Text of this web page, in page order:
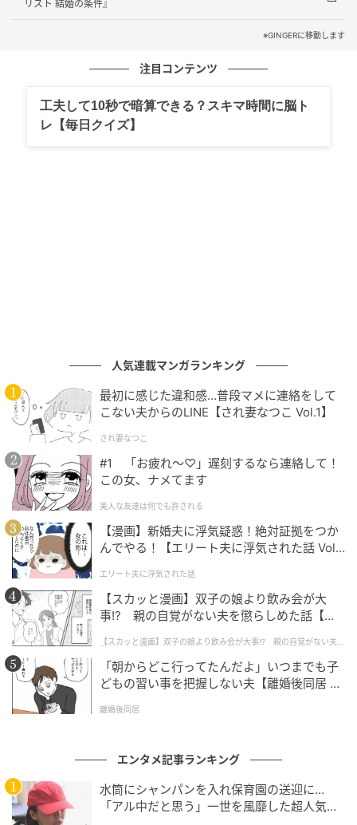
一方で、ロバート・パティンソンもまた絶妙。彼は彼
なりにグレースを気遣っている。けれど、決定的なと
ズレていて、やることなすこと、どこか噛み合わな
い。その“惜しさ”が、夫婦のあいだにじわじわと亀裂
© 2025 DIE MY LOVE, LLC.
初上映となったカンヌ国際映画祭では、上映後に9分間
のスタンディングオベーションが巻き起こったとい
う。熱狂というよりは、ただならないものに“触れてし
まった”という沈黙ごと抱えた拍手だったのではないか
と思う。完璧じゃない感情や、言葉にできない違和
感。そのどれかに覚えがあるなら、この物語は決して
他人事ではいられない。
【6月12日（金）公開】映画『DIE MY LOVE
／ダイ・マイ・ラブ』
リスト 結婚の条件』
※GINGERに移動します
注目コンテンツ
工夫して10秒で暗算できる？スキマ時間に脳ト
レ【毎日クイズ】
人気連載マンガランキング
最初に感じた違和感…普段マメに連絡をして
こない夫からのLINE【され妻なつこ Vol.1】
され妻なつこ
#1 「お疲れ〜♡」遅刻するなら連絡して！
この女、ナメてます
美人な友達は何でも許される
【漫画】新婚夫に浮気疑惑！絶対証拠をつか
んでやる！【エリート夫に浮気された話 Vol.
エリート夫に浮気された話
【スカッと漫画】双子の娘より飲み会が大
事!? 親の自覚がない夫を懲らしめた話【第1
【スカッと漫画】双子の娘より飲み会が大事!? 親の自覚がない夫を
懲らしめた話
「朝からどこ行ってたんだよ」いつまでも子
どもの習い事を把握しない夫【離婚後同居 Vo
離婚後同居
エンタメ記事ランキング
水筒にシャンパンを入れ保育園の送迎に…
「アル中だと思う」一世を風靡した超人気タ